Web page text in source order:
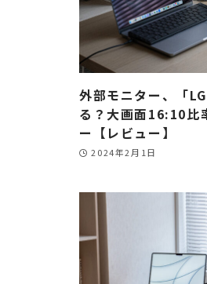
外部モニター、「
る？大画面16:10比
ー【レビュー】
2024年2月1日